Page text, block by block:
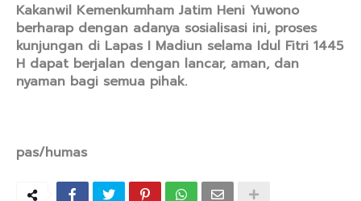
Kakanwil Kemenkumham Jatim Heni Yuwono
berharap dengan adanya sosialisasi ini, proses
kunjungan di Lapas I Madiun selama Idul Fitri 1445
H dapat berjalan dengan lancar, aman, dan
nyaman bagi semua pihak.
pas/humas